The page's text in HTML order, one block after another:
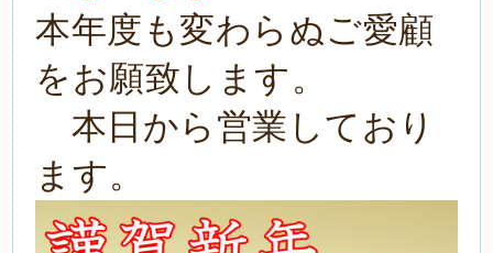
本年度も変わらぬご愛顧
をお願致します。
本日から営業しており
ます。